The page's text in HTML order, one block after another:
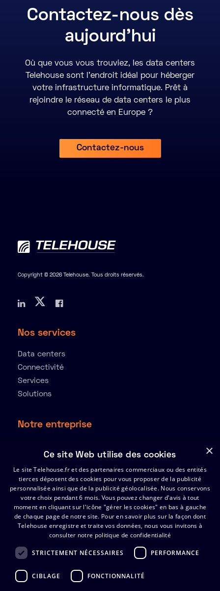
Contactez-nous dès
aujourd'hui
Où que vous vous trouviez, les data centers
Telehouse sont l’endroit idéal pour héberger
votre infrastructure informatique. Prêt à
rejoindre le réseau de data centers le plus
connecté en Europe ?
Contactez-nous
Copyright © 2026 Telehouse. Tous droits réservés.
Nos services
Data centers
Connectivité
Services
Solutions
Notre entreprise
Ressources
Partenaires
Index de l’égalité Hommes-Femmes 2025
Support
Certificats
FAQ
×
Ce site Web utilise des cookies
Le site Telehouse.fr et des partenaires commerciaux ou des entités
tierces déposent des cookies pour vous proposer de la publicité
personnalisée ainsi que de la publicité géolocalisée. Nous conservons
votre choix pendant 6 mois. Vous pouvez changer d'avis à tout
moment en cliquant sur l'icône "gérer les cookies" en bas à gauche
de chaque page de notre site. Pour en savoir plus sur la façon dont
Telehouse enregistre et traite vos données, nous vous invitons à
consulter notre politique de confidentialité
STRICTEMENT NÉCESSAIRES PERFORMANCE
CIBLAGE FONCTIONNALITÉ